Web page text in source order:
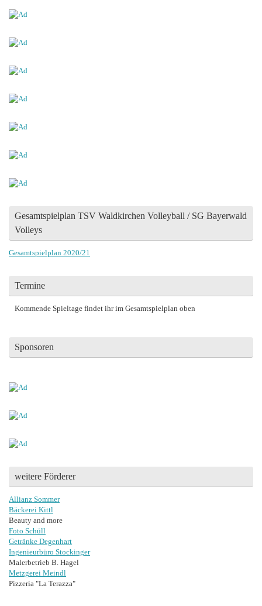
Gesamtspielplan TSV Waldkirchen Volleyball / SG Bayerwald
Volleys
Gesamtspielplan 2020/21
Termine
Kommende Spieltage findet ihr im Gesamtspielplan oben
Sponsoren
weitere Förderer
Allianz Sommer
Bäckerei Kittl
Beauty and more
Foto Schüll
Getränke Degenhart
Ingenieurbüro Stockinger
Malerbetrieb B. Hagel
Metzgerei Meindl
Pizzeria "La Terazza"